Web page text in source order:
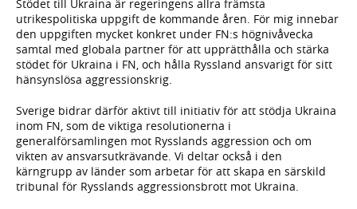
Stödet till Ukraina är regeringens allra främsta
utrikespolitiska uppgift de kommande åren. För mig innebar
den uppgiften mycket konkret under FN:s högnivåvecka
samtal med globala partner för att upprätthålla och stärka
stödet för Ukraina i FN, och hålla Ryssland ansvarigt för sitt
hänsynslösa aggressionskrig.
Sverige bidrar därför aktivt till initiativ för att stödja Ukraina
inom FN, som de viktiga resolutionerna i
generalförsamlingen mot Rysslands aggression och om
vikten av ansvarsutkrävande. Vi deltar också i den
kärngrupp av länder som arbetar för att skapa en särskild
tribunal för Rysslands aggressionsbrott mot Ukraina.